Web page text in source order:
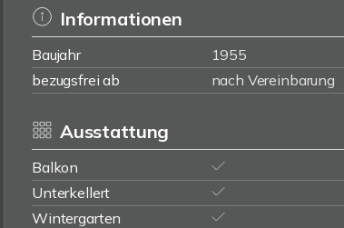
Informationen
Baujahr 1955
bezugsfrei ab
nach Vereinbarung
Ausstattung
Balkon
Unterkellert
Wintergarten